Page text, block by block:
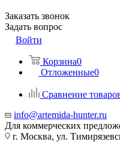
Заказать звонок
Задать вопрос
Войти
Корзина0
Отложенные0
Сравнение
info@artemida-hunter.ru
Для коммерческих
г. Москва, ул.